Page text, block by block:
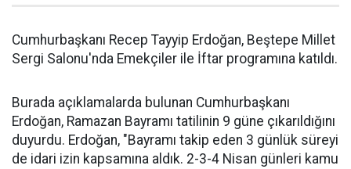
Cumhurbaşkanı Recep Tayyip Erdoğan, Beştepe Millet
Sergi Salonu'nda Emekçiler ile İftar programına katıldı.
Burada açıklamalarda bulunan Cumhurbaşkanı
Erdoğan, Ramazan Bayramı tatilinin 9 güne çıkarıldığını
duyurdu. Erdoğan, "Bayramı takip eden 3 günlük süreyi
de idari izin kapsamına aldık. 2-3-4 Nisan günleri kamu